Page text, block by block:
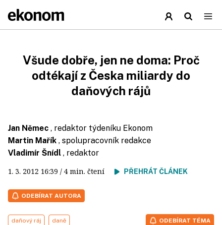
Všude dobře, jen ne doma: Proč
odtékají z Česka miliardy do
daňových rájů
Jan Němec , redaktor týdeníku Ekonom
Martin Mařík , spolupracovník redakce
Vladimír Šnídl , redaktor
1. 3. 2012 16:39 / 4 min. čtení PŘEHRÁT ČLÁNEK
ODEBÍRAT AUTORA
daňový ráj daně ODEBÍRAT TÉMA